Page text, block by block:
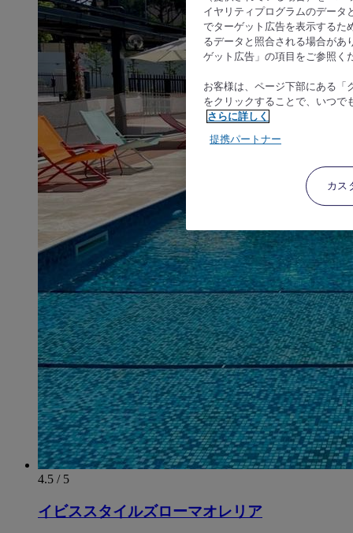
4.5 / 5
イビススタイルズローマオレリア
イヤリティプログラムのデータ
でターゲット広告を表示するた
るデータと照合される場合があ
ゲット広告」の項目をご参照く
お客様は、ページ下部にある「
をクリックすることで、いつで
さらに詳しく
提携パートナー
カス